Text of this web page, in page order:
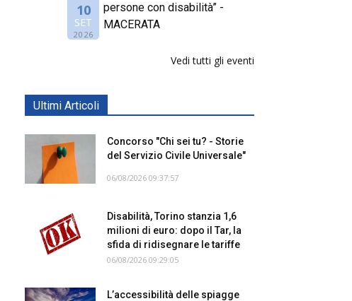
10
SET
2026
persone con disabilità” -
MACERATA
Vedi tutti gli eventi
Ultimi Articoli
Concorso "Chi sei tu? - Storie
del Servizio Civile Universale"
06/08/2026 09:37:57
Disabilità, Torino stanzia 1,6
milioni di euro: dopo il Tar, la
sfida di ridisegnare le tariffe
06/08/2026 09:29:05
L’accessibilità delle spiagge